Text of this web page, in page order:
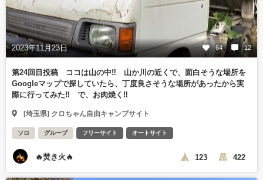
2023年11月23日 64 12
第24回目投稿 ココは山の中‼️ 山か川の近くで、面白そうな場所を
Googleマップで探していたら、丁度良さそうな場所があったから実
際に行ってみた‼️ で、お肉焼く‼️
[埼玉県] クロちゃん自由キャンプサイト
ソロ グループ フリーサイト オートサイト
🔥焚き火🔥 123 422